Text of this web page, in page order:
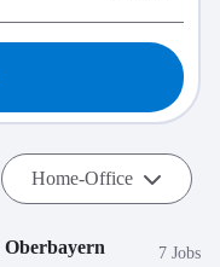
Home-Office
Oberbayern 7 Jobs